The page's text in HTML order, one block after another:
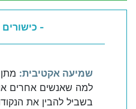
-
שמיעה אקטיבית:
למה שאנשים אחרים
בשביל להבין את